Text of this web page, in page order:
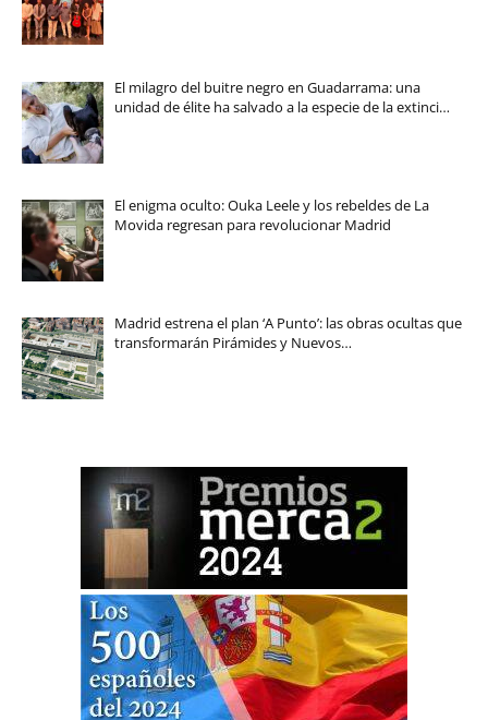
El milagro del buitre negro en Guadarrama: una
unidad de élite ha salvado a la especie de la extinci…
El enigma oculto: Ouka Leele y los rebeldes de La
Movida regresan para revolucionar Madrid
Madrid estrena el plan ‘A Punto’: las obras ocultas que
transformarán Pirámides y Nuevos…